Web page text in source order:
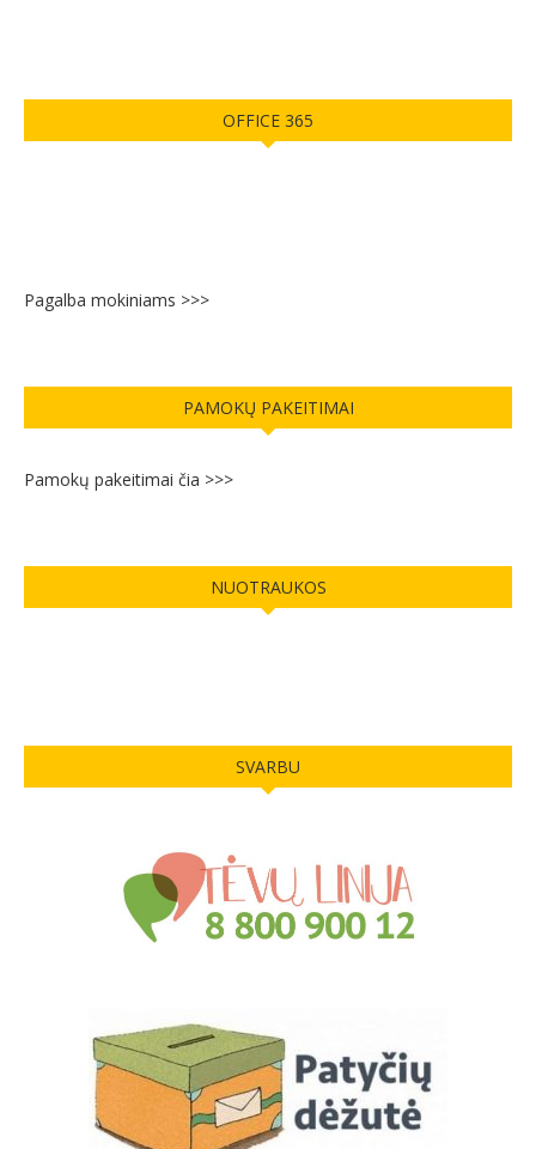
OFFICE 365
Pagalba mokiniams >>>
PAMOKŲ PAKEITIMAI
Pamokų pakeitimai čia >>>
NUOTRAUKOS
SVARBU